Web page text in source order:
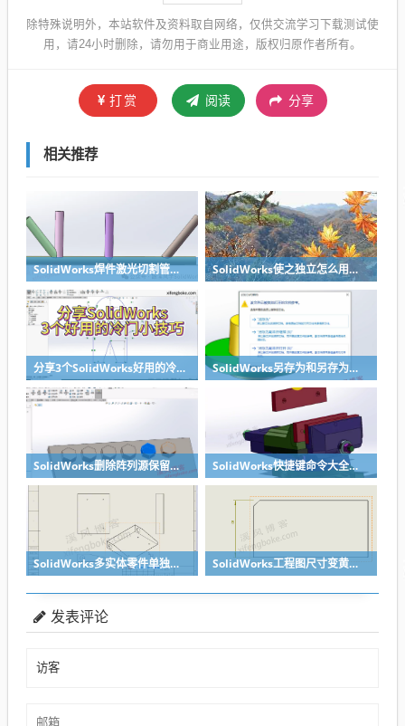
除特殊说明外，本站软件及资料取自网络，仅供交流学习下载测试使
用，请24小时删除，请勿用于商业用途，版权归原作者所有。
打赏 阅读 分享
相关推荐
SolidWorks焊件激光切割管口对接无干涉处理方法，不需要坡口 SolidWorks使之独立怎么用？溪风一个视频教会你
分享3个SolidWorks好用的冷门小技巧 SolidWorks另存为和另存为副本区别？
SolidWorks删除阵列源保留后面阵列的方法汇总 SolidWorks快捷键命令大全之复制粘贴零件，提高装配效率
SolidWorks多实体零件单独出某个实体工程图的方法分享 SolidWorks工程图尺寸变黄丢失了怎么办？合理标注很重要
发表评论